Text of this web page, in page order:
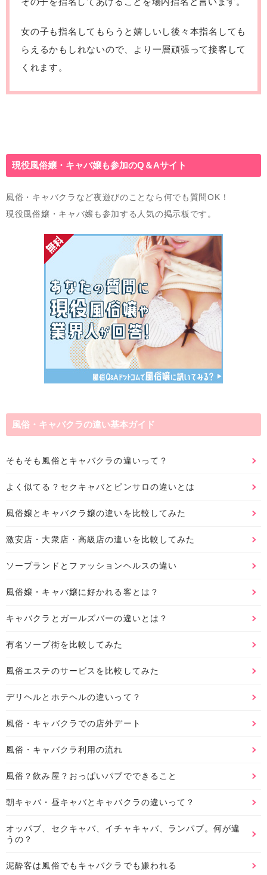
女の子も指名してもらうと嬉しいし後々本指名しても
らえるかもしれないので、より一層頑張って接客して
くれます。
現役風俗嬢・キャバ嬢も参加のQ＆Aサイト
風俗・キャバクラなど夜遊びのことなら何でも質問OK！
現役風俗嬢・キャバ嬢も参加する人気の掲示板です。
風俗・キャバクラの違い基本ガイド
そもそも風俗とキャバクラの違いって？
よく似てる？セクキャバとピンサロの違いとは
風俗嬢とキャバクラ嬢の違いを比較してみた
激安店・大衆店・高級店の違いを比較してみた
ソープランドとファッションヘルスの違い
風俗嬢・キャバ嬢に好かれる客とは？
キャバクラとガールズバーの違いとは？
有名ソープ街を比較してみた
風俗エステのサービスを比較してみた
デリヘルとホテヘルの違いって？
風俗・キャバクラでの店外デート
風俗・キャバクラ利用の流れ
風俗？飲み屋？おっぱいパブでできること
朝キャバ・昼キャバとキャバクラの違いって？
オッパブ、セクキャバ、イチャキャバ、ランパブ。何が違
うの？
泥酔客は風俗でもキャバクラでも嫌われる